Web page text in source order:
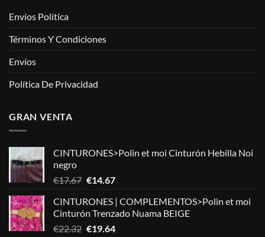
Envíos Política
Términos Y Condiciones
Envíos
Política De Privacidad
GRAN VENTA
CINTURONES>Polin et moi Cinturón Hebilla Noi
negro
€17.67 El
original
era:
€17.67.
€14.67El
actual
es:
€14.67.
CINTURONES | COMPLEMENTOS>Polin et moi
Cinturón Trenzado Nuama BEIGE
€22.32 El
€19.64El